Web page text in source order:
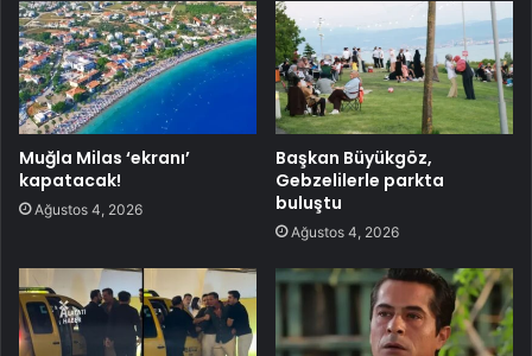
Muğla Milas ‘ekranı’
kapatacak!
Ağustos 4, 2026
Başkan Büyükgöz,
Gebzelilerle parkta
buluştu
Ağustos 4, 2026